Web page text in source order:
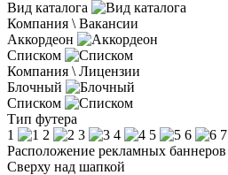
Вид каталога
Компания \ Вакансии
Аккордеон
Списком
Компания \ Лицензии
Блочный
Списком
Тип футера
1
2 3 4 5 6
7
Расположение рекламных баннеров
Сверху над шапкой